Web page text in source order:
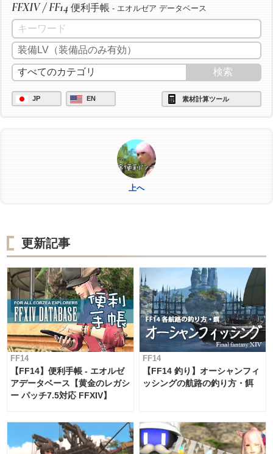
FFXIV / FF14 便利手帳 - エオルゼア データベース
JP EN 素材計算ツール
上へ
更新記事
FF14
【FF14】便利手帳 - エオルゼ
アデータベース【黄金のレガシ
ー パッチ7.5対応 FFXIV】
FF14
【FF14 釣り】オーシャンフィ
ッシングの航路の釣り方・餌